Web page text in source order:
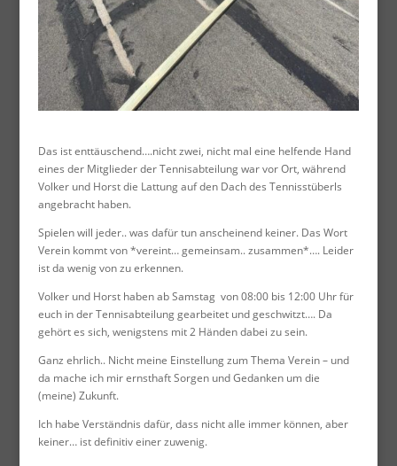
Das ist enttäuschend….nicht zwei, nicht mal eine helfende Hand
eines der Mitglieder der Tennisabteilung war vor Ort, während
Volker und Horst die Lattung auf den Dach des Tennisstüberls
angebracht haben.
Spielen will jeder.. was dafür tun anscheinend keiner. Das Wort
Verein kommt von *vereint… gemeinsam.. zusammen*…. Leider
ist da wenig von zu erkennen.
Volker und Horst haben ab Samstag von 08:00 bis 12:00 Uhr für
euch in der Tennisabteilung gearbeitet und geschwitzt…. Da
gehört es sich, wenigstens mit 2 Händen dabei zu sein.
Ganz ehrlich.. Nicht meine Einstellung zum Thema Verein – und
da mache ich mir ernsthaft Sorgen und Gedanken um die
(meine) Zukunft.
Ich habe Verständnis dafür, dass nicht alle immer können, aber
keiner… ist definitiv einer zuwenig.